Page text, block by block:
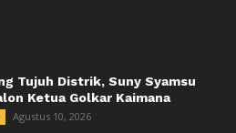
Tujuh Distrik, Suny Syamsu
Ketua Golkar Kaimana
Agustus 10, 2026